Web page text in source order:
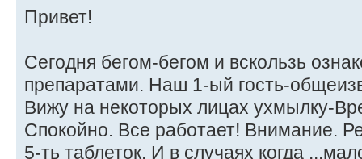
Привет!
Сегодня бегом-бегом и вскользь
препаратами. Наш 1-ый гость-
Вижу на некоторых лицах ухмылку-
Спокойно. Все работает! Внимание.
5-ть таблеток. И в случаях когда